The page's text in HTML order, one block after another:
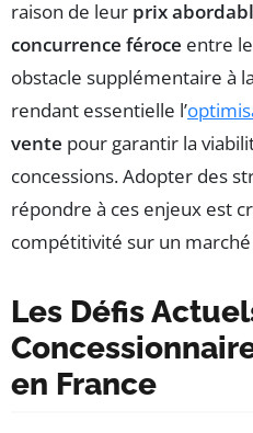
raison de leur prix
concurrence féroce entre
obstacle supplémentaire à
rendant essentielle l’
vente pour garantir la
concessions. Adopter des
répondre à ces enjeux est
compétitivité sur un
Les Défis
en France